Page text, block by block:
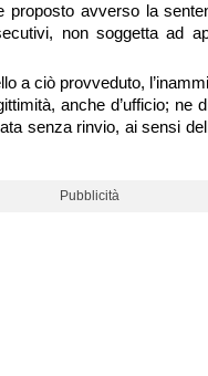
proposto avverso la
non soggetta ad
a ciò provveduto,
anche d’ufficio; ne
senza rinvio, ai sensi
Pubblicità